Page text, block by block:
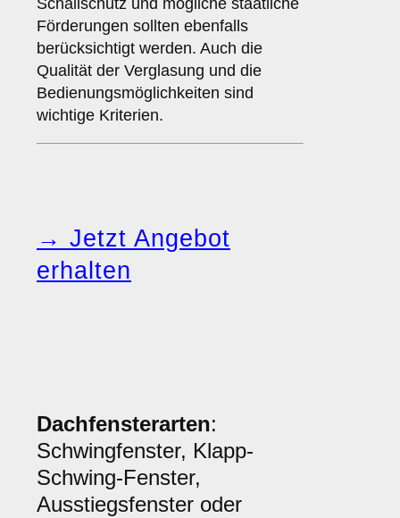
Schallschutz und mögliche staatliche
Förderungen sollten ebenfalls
berücksichtigt werden. Auch die
Qualität der Verglasung und die
Bedienungsmöglichkeiten sind
wichtige Kriterien.
→ Jetzt Angebot
erhalten
Dachfensterarten:
Schwingfenster, Klapp-
Schwing-Fenster,
Ausstiegsfenster oder